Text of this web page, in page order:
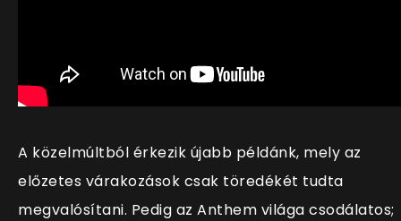
A közelmúltból érkezik újabb példánk, mely az
előzetes várakozások csak töredékét tudta
megvalósítani. Pedig az Anthem világa csodálatos;